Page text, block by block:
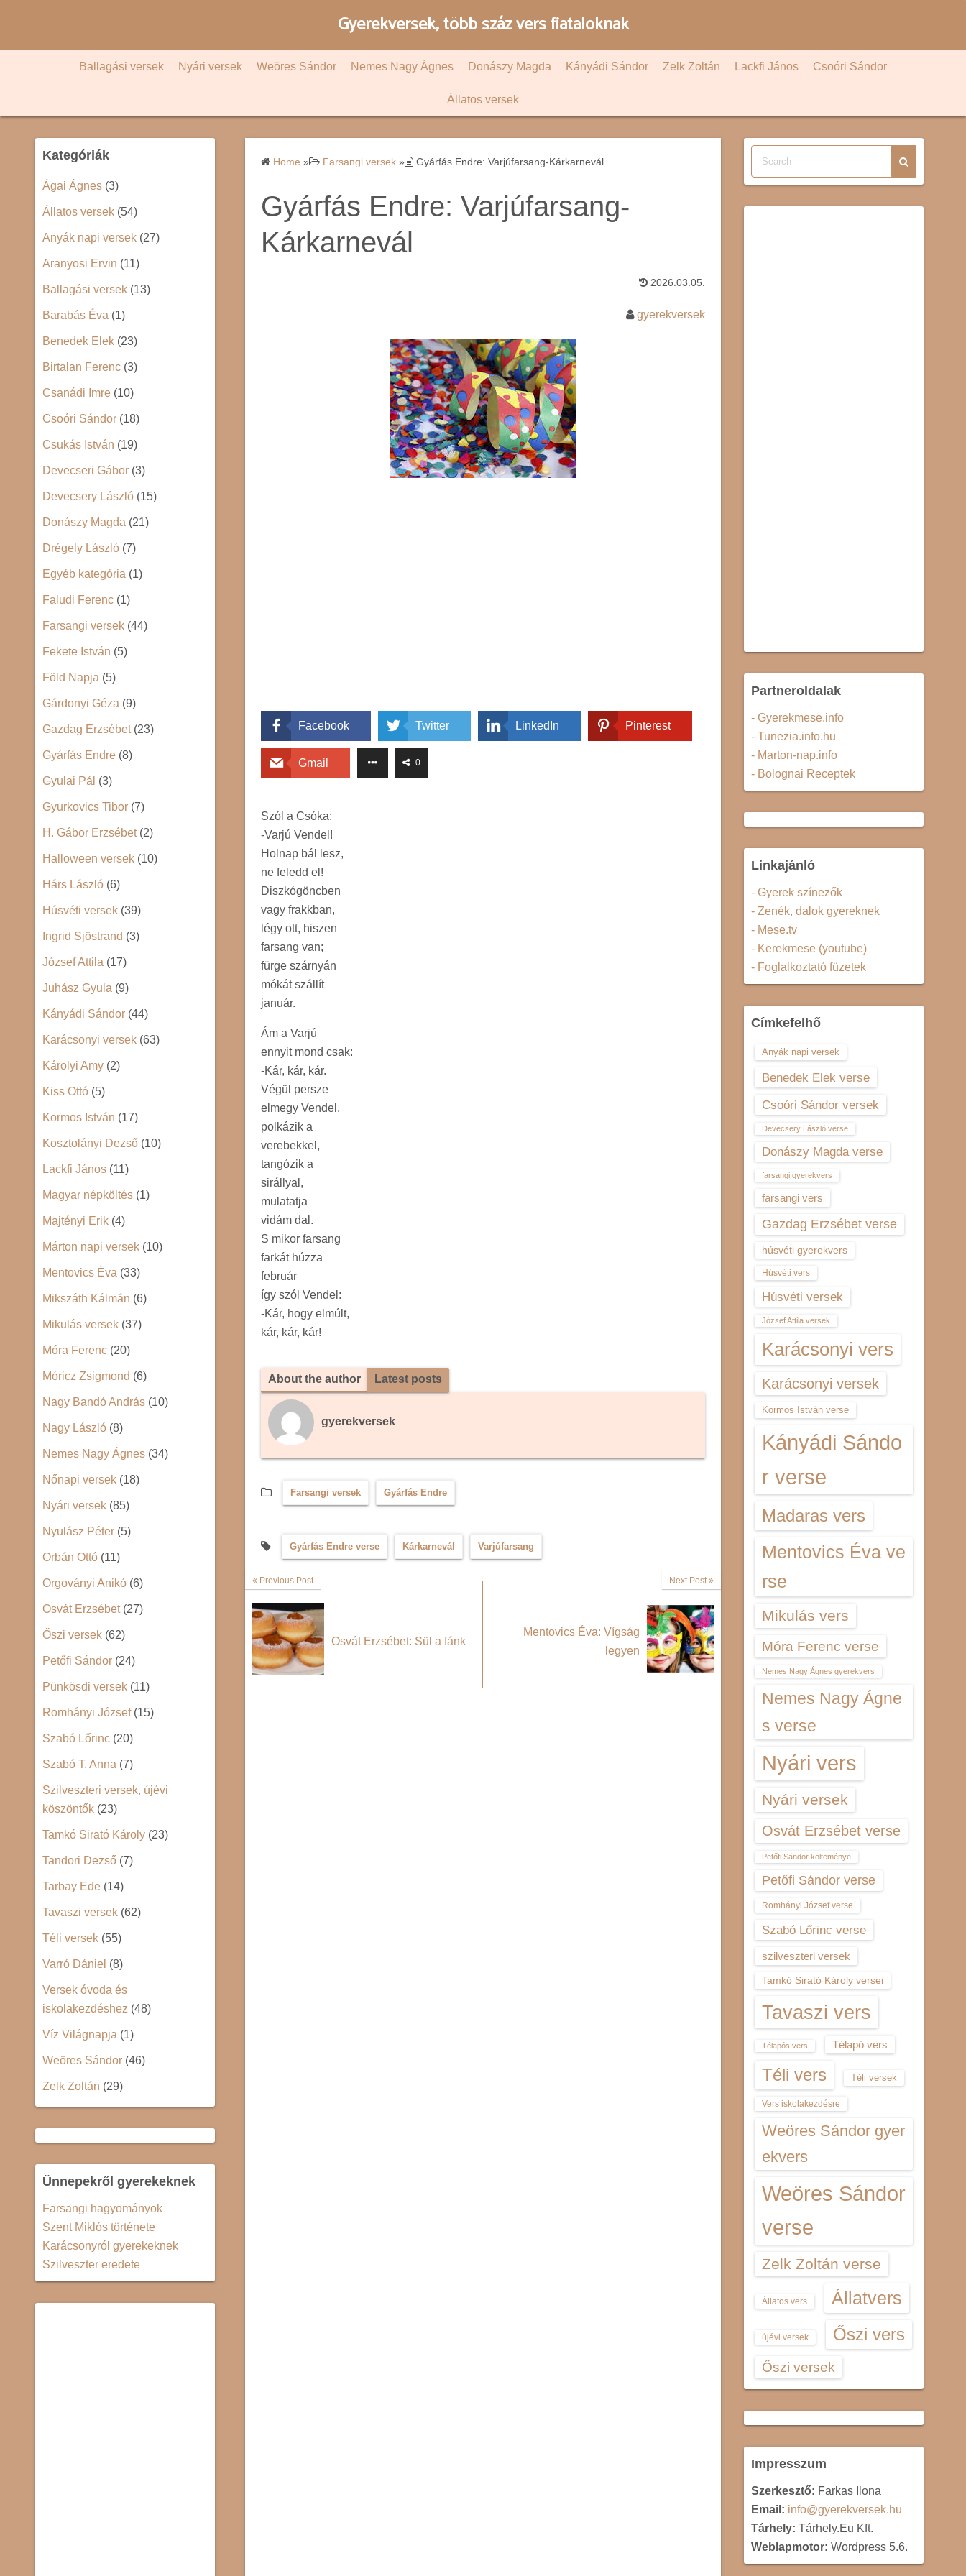
c
Gyerekversek, több száz vers fiataloknak
Ballagási versek Nyári versek Weöres Sándor Nemes Nagy Ágnes Donászy Magda Kányádi Sándor Zelk Zoltán Lackfi János Csoóri Sándor
Állatos versek
Home » Farsangi versek » Gyárfás Endre: Varjúfarsang-Kárkarnevál
Gyárfás Endre: Varjúfarsang-
Kárkarnevál
2026.03.05.
gyerekversek
Facebook Twitter LinkedIn Pinterest
Gmail 0
Szól a Csóka:
-Varjú Vendel!
Holnap bál lesz,
ne feledd el!
Diszkógöncben
vagy frakkban,
légy ott, hiszen
farsang van;
fürge szárnyán
mókát szállít
január.
Ám a Varjú
ennyit mond csak:
-Kár, kár, kár.
Végül persze
elmegy Vendel,
polkázik a
verebekkel,
tangózik a
sirállyal,
mulatatja
vidám dal.
S mikor farsang
farkát húzza
február
így szól Vendel:
-Kár, hogy elmúlt,
kár, kár, kár!
About the author Latest posts
gyerekversek
Farsangi versek Gyárfás Endre
Gyárfás Endre verse Kárkarnevál Varjúfarsang
Previous Post
Osvát Erzsébet: Sül a fánk
Next Post
Mentovics Éva: Vígság
legyen
Kategóriák
Ágai Ágnes (3)
Állatos versek (54)
Anyák napi versek (27)
Aranyosi Ervin (11)
Ballagási versek (13)
Barabás Éva (1)
Benedek Elek (23)
Birtalan Ferenc (3)
Csanádi Imre (10)
Csoóri Sándor (18)
Csukás István (19)
Devecseri Gábor (3)
Devecsery László (15)
Donászy Magda (21)
Drégely László (7)
Egyéb kategória (1)
Faludi Ferenc (1)
Farsangi versek (44)
Fekete István (5)
Föld Napja (5)
Gárdonyi Géza (9)
Gazdag Erzsébet(23)
Gyárfás Endre (8)
Gyulai Pál (3)
Gyurkovics Tibor (7)
H. Gábor Erzsébet(2)
Halloween versek (10)
Hárs László (6)
Húsvéti versek (39)
Ingrid Sjöstrand (3)
József Attila (17)
Juhász Gyula (9)
Kányádi Sándor (44)
Karácsonyi versek (63)
Károlyi Amy (2)
Kiss Ottó (5)
Kormos István (17)
Kosztolányi Dezső (10)
Lackfi János (11)
Magyar népköltés (1)
Majtényi Erik (4)
Márton napi versek (10)
Mentovics Éva (33)
Mikszáth Kálmán (6)
Mikulás versek (37)
Móra Ferenc (20)
Móricz Zsigmond (6)
Nagy Bandó András (10)
Nagy László (8)
Nemes Nagy Ágnes (34)
Nőnapi versek (18)
Nyári versek (85)
Nyulász Péter (5)
Orbán Ottó (11)
Orgoványi Anikó (6)
Osvát Erzsébet(27)
Őszi versek (62)
Petőfi Sándor (24)
Pünkösdi versek (11)
Romhányi József(15)
Szabó Lőrinc (20)
Szabó T. Anna (7)
Szilveszteri versek, újévi
köszöntők (23)
Tamkó Sirató Károly (23)
Tandori Dezső (7)
Tarbay Ede (14)
Tavaszi versek (62)
Téli versek (55)
Varró Dániel (8)
Versek óvoda és
iskolakezdéshez (48)
Víz Világnapja (1)
Weöres Sándor (46)
Zelk Zoltán (29)
Ünnepekről gyerekeknek
Farsangi hagyományok
Szent Miklós története
Karácsonyról gyerekeknek
Szilveszter eredete
Partneroldalak
- Gyerekmese.info
- Tunezia.info.hu
- Marton-nap.info
- Bolognai Receptek
Linkajánló
- Gyerek színezők
- Zenék, dalok gyereknek
- Mese.tv
- Kerekmese (youtube)
- Foglalkoztató füzetek
Címkefelhő
Anyák napi versek
Benedek Elek verse
Csoóri Sándor versek
Devecsery László verse
Donászy Magda verse
farsangi gyerekvers
farsangi vers
Gazdag Erzsébet verse
húsvéti gyerekvers
Húsvéti vers
Húsvéti versek
József Attila versek
Karácsonyi vers
Karácsonyi versek
Kormos István verse
Kányádi Sándo
r verse
Madaras vers
Mentovics Éva ve
rse
Mikulás vers
Móra Ferenc verse
Nemes Nagy Ágnes gyerekvers
Nemes Nagy Ágne
s verse
Nyári vers
Nyári versek
Osvát Erzsébet verse
Petőfi Sándor költeménye
Petőfi Sándor verse
Romhányi József verse
Szabó Lőrinc verse
szilveszteri versek
Tamkó Sirató Károly versei
Tavaszi vers
Télapós vers Télapó vers
Téli vers Téli versek
Vers iskolakezdésre
Weöres Sándor gyer
ekvers
Weöres Sándor
verse
Zelk Zoltán verse
Állatos vers Állatvers
újévi versek Őszi vers
Őszi versek
Impresszum
Szerkesztő: Farkas Ilona
Email: info@gyerekversek.hu
Tárhely: Tárhely.Eu Kft.
Weblapmotor: Wordpress 5.6.